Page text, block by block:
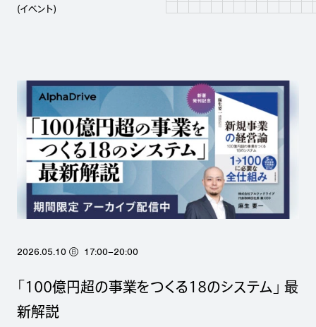
(イベント)
2026.05.10 日 17:00–20:00
「100億円超の事業をつくる18のシステム」 最
新解説